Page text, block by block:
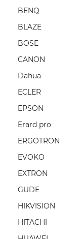
BENQ
BLAZE
BOSE
CANON
Dahua
ECLER
EPSON
Erard pro
ERGOTRON
EVOKO
EXTRON
GUDE
HIKVISION
HITACHI